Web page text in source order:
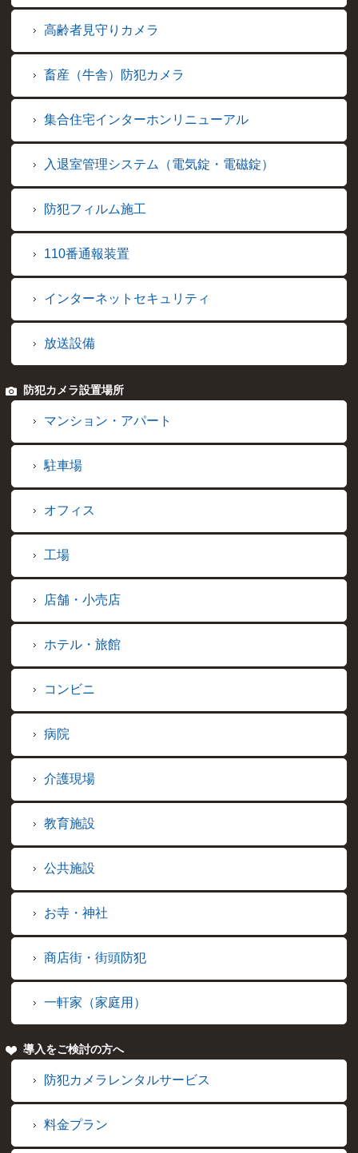
高齢者見守りカメラ
畜産（牛舎）防犯カメラ
集合住宅インターホンリニューアル
入退室管理システム（電気錠・電磁錠）
防犯フィルム施工
110番通報装置
インターネットセキュリティ
放送設備
防犯カメラ設置場所
マンション・アパート
駐車場
オフィス
工場
店舗・小売店
ホテル・旅館
コンビニ
病院
介護現場
教育施設
公共施設
お寺・神社
商店街・街頭防犯
一軒家（家庭用）
導入をご検討の方へ
防犯カメラレンタルサービス
料金プラン